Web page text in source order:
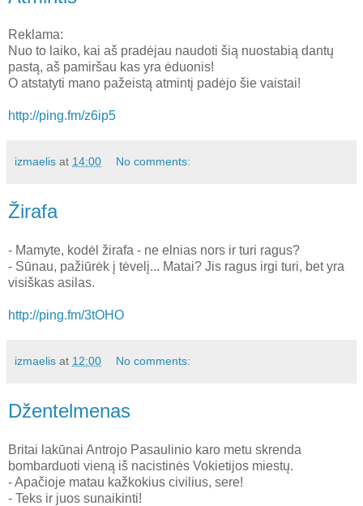
Reklama:
Nuo to laiko, kai aš pradėjau naudoti šią nuostabią dantų
pastą, aš pamiršau kas yra ėduonis!
O atstatyti mano pažeistą atmintį padėjo šie vaistai!
http://ping.fm/z6ip5
izmaelis at 14:00 No comments:
Žirafa
- Mamyte, kodėl žirafa - ne elnias nors ir turi ragus?
- Sūnau, pažiūrėk į tėvelį... Matai? Jis ragus irgi turi, bet yra
visiškas asilas.
http://ping.fm/3tOHO
izmaelis at 12:00 No comments:
Džentelmenas
Britai lakūnai Antrojo Pasaulinio karo metu skrenda
bombarduoti vieną iš nacistinės Vokietijos miestų.
- Apačioje matau kažkokius civilius, sere!
- Teks ir juos sunaikinti!